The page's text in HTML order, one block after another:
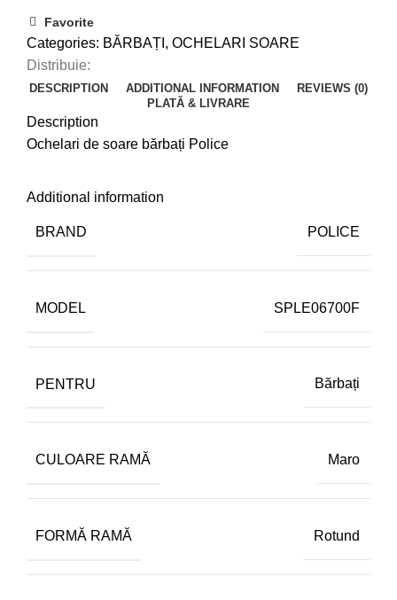
SPLE06700F
quantity
Favorite
Categories: BĂRBAȚI , OCHELARI SOARE
Distribuie:
DESCRIPTION ADDITIONAL INFORMATION
REVIEWS (0)
PLATĂ & LIVRARE
Description
Ochelari de soare bărbați Police
Additional information
BRAND POLICE
MODEL SPLE06700F
PENTRU Bărbați
CULOARE RAMĂ Maro
FORMĂ RAMĂ Rotund